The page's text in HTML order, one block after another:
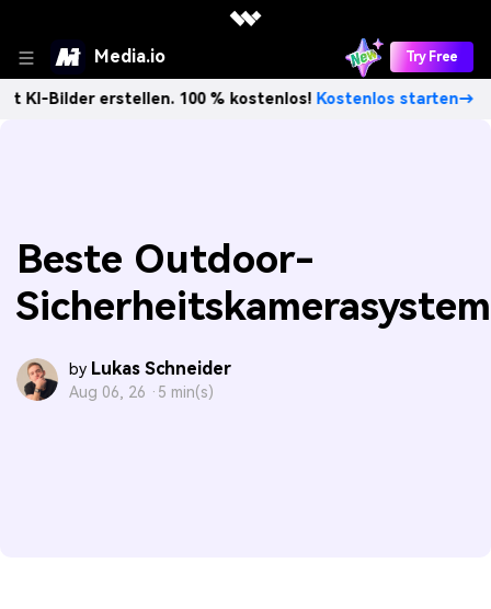
Media.io Try Free
erstellen. 100 % kostenlos!Kostenlos starten→
Beste Outdoor-
by Lukas Schneider
Aug 06, 26 · 5 min(s)